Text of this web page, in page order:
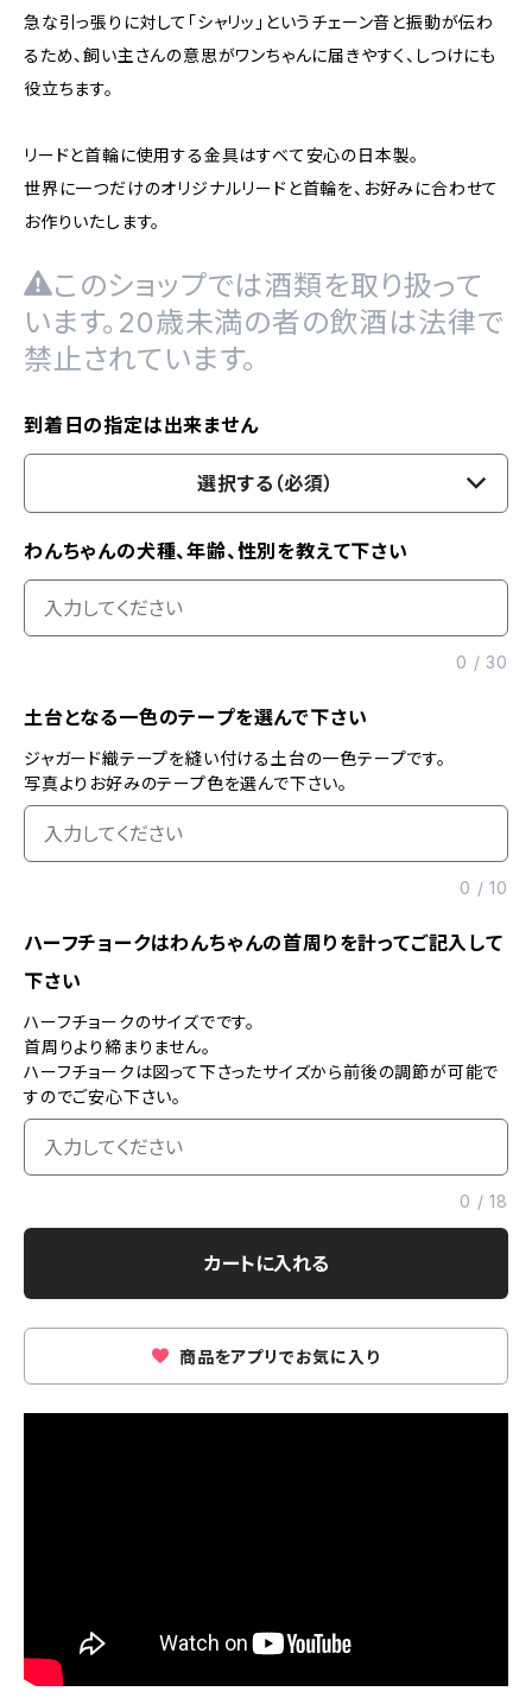
急な引っ張りに対して「シャリッ」というチェーン音と振動が伝わ
るため、飼い主さんの意思がワンちゃんに届きやすく、しつけにも
役立ちます。
リードと首輪に使用する金具はすべて安心の日本製。
世界に一つだけのオリジナルリードと首輪を、お好みに合わせて
お作りいたします。
このショップでは酒類を取り扱って
います。20歳未満の者の飲酒は法律で
禁止されています。
到着日の指定は出来ません
選択する（必須）
わんちゃんの犬種、年齢、性別を教えて下さい
0 /30
土台となる一色のテープを選んで下さい
ジャガード織テープを縫い付ける土台の一色テープです。
写真よりお好みのテープ色を選んで下さい。
0 /10
ハーフチョークはわんちゃんの首周りを計ってご記入して
下さい
ハーフチョークのサイズでです。
首周りより締まりません。
ハーフチョークは図って下さったサイズから前後の調節が可能で
すのでご安心下さい。
0 /18
カートに入れる
商品をアプリでお気に入り